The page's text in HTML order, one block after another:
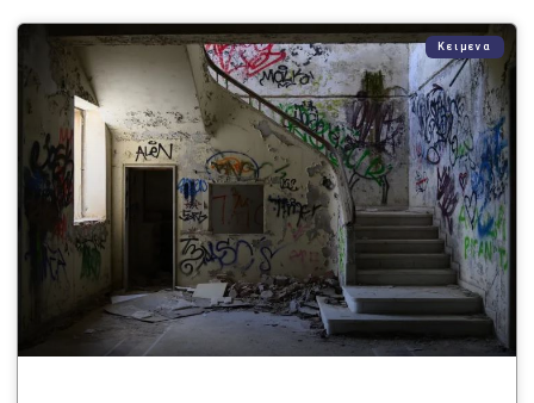
Κειμενα